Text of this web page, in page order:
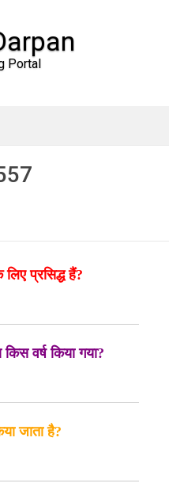
Portal
प्रसिद्ध हैं?
वर्ष किया गया?
जाता है?